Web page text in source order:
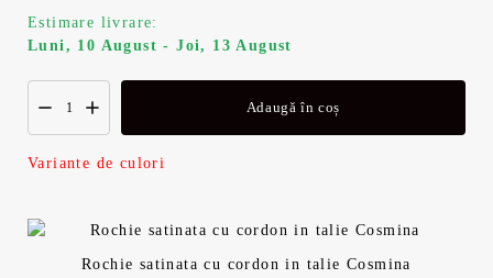
n
i
ț
i
a
u
r
e
n
t
Estimare livrare:
Luni, 10 August - Joi, 13 August
Adaugă în coș
Variante de culori
Rochie satinata cu cordon in talie Cosmina